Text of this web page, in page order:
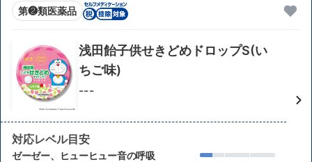
第❷類医薬品
浅田飴子供せきどめドロップS(い
ちご味)
---
対応レベル目安
ゼーゼー、ヒューヒュー音の呼吸